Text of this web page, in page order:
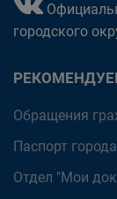
городского
Обращения
Паспорт города
Отдел "Мои